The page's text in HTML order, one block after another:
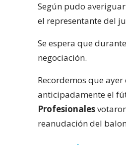
Según pudo averiguar
el representante del
Se espera que
negociación.
Recordemos que ayer
anticipadamente el
Profesionales
reanudación del